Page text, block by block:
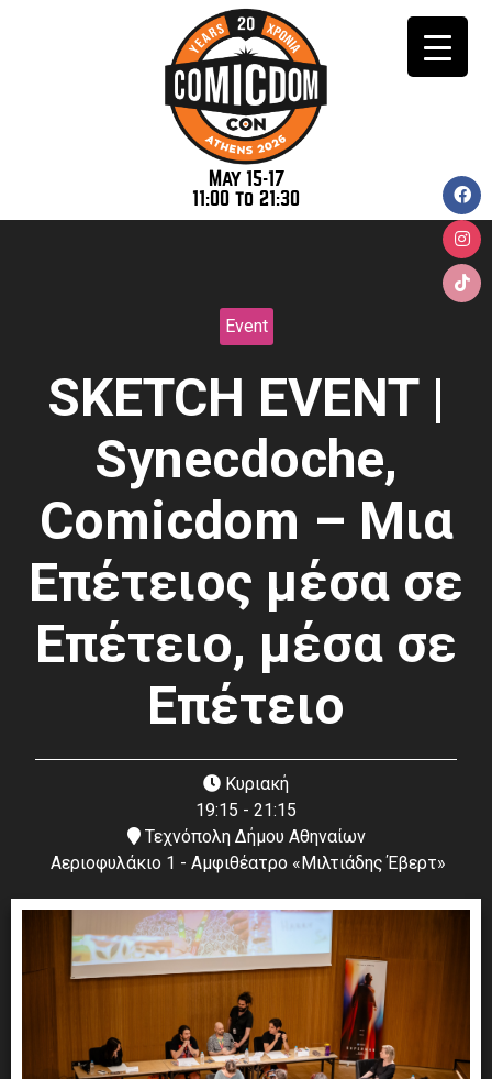
May 15-17
11:00 to 21:30
Event
SKETCH EVENT |
Synecdoche,
Comicdom – Μια
Eπέτειος μέσα σε
Eπέτειο, μέσα σε
Eπέτειο
Κυριακή
19:15 - 21:15
Τεχνόπολη Δήμου Αθηναίων
Αεριοφυλάκιο 1 - Αμφιθέατρο «Μιλτιάδης Έβερτ»